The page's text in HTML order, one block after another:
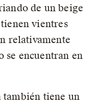
de un beige
vientres
relativamente
se encuentran en
también tiene un